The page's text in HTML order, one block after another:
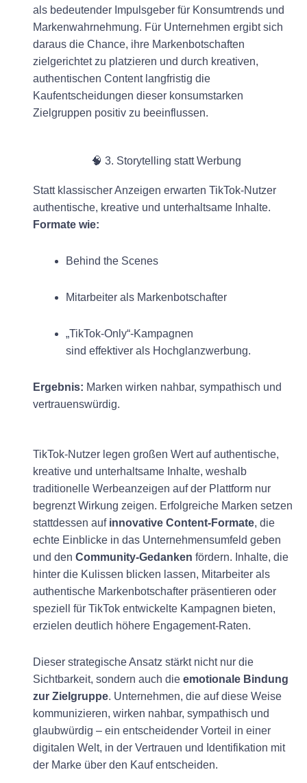
als bedeutender Impulsgeber für Konsumtrends und
Markenwahrnehmung. Für Unternehmen ergibt sich
daraus die Chance, ihre Markenbotschaften
zielgerichtet zu platzieren und durch kreativen,
authentischen Content langfristig die
Kaufentscheidungen dieser konsumstarken
Zielgruppen positiv zu beeinflussen.
🧠 3. Storytelling statt Werbung
Statt klassischer Anzeigen erwarten TikTok-Nutzer
authentische, kreative und unterhaltsame Inhalte.
Formate wie:
Behind the Scenes
Mitarbeiter als Markenbotschafter
„TikTok-Only“-Kampagnen
sind effektiver als Hochglanzwerbung.
Ergebnis: Marken wirken nahbar, sympathisch und
vertrauenswürdig.
TikTok-Nutzer legen großen Wert auf authentische,
kreative und unterhaltsame Inhalte, weshalb
traditionelle Werbeanzeigen auf der Plattform nur
begrenzt Wirkung zeigen. Erfolgreiche Marken setzen
stattdessen auf innovative Content-Formate, die
echte Einblicke in das Unternehmensumfeld geben
und den Community-Gedanken fördern. Inhalte, die
hinter die Kulissen blicken lassen, Mitarbeiter als
authentische Markenbotschafter präsentieren oder
speziell für TikTok entwickelte Kampagnen bieten,
erzielen deutlich höhere Engagement-Raten.
Dieser strategische Ansatz stärkt nicht nur die
Sichtbarkeit, sondern auch die emotionale Bindung
zur Zielgruppe. Unternehmen, die auf diese Weise
kommunizieren, wirken nahbar, sympathisch und
glaubwürdig – ein entscheidender Vorteil in einer
digitalen Welt, in der Vertrauen und Identifikation mit
der Marke über den Kauf entscheiden.